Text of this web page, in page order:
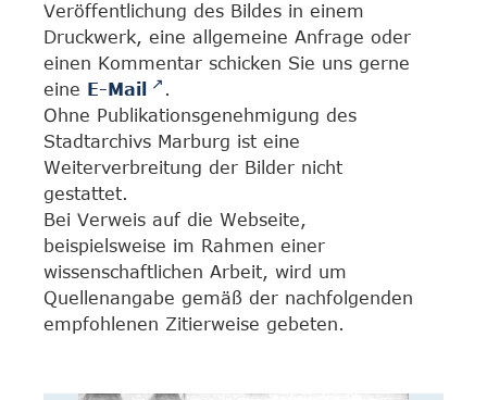
Veröffentlichung des Bildes in einem
Druckwerk, eine allgemeine Anfrage oder
einen Kommentar schicken Sie uns gerne
eine E-Mail
.
Ohne Publikationsgenehmigung des
Stadtarchivs Marburg ist eine
Weiterverbreitung der Bilder nicht
gestattet.
Bei Verweis auf die Webseite,
beispielsweise im Rahmen einer
wissenschaftlichen Arbeit, wird um
Quellenangabe gemäß der nachfolgenden
empfohlenen Zitierweise gebeten.